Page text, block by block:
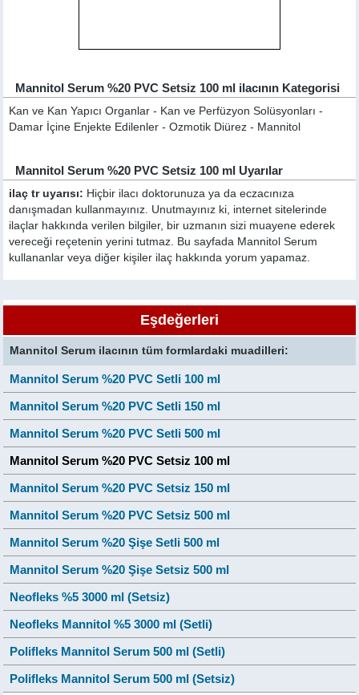
Mannitol Serum %20 PVC Setsiz 100 ml ilacının Kategorisi
Kan ve Kan Yapıcı Organlar - Kan ve Perfüzyon Solüsyonları -
Damar İçine Enjekte Edilenler - Ozmotik Diürez - Mannitol
Mannitol Serum %20 PVC Setsiz 100 ml Uyarılar
ilaç tr uyarısı: Hiçbir ilacı doktorunuza ya da eczacınıza
danışmadan kullanmayınız. Unutmayınız ki, internet sitelerinde
ilaçlar hakkında verilen bilgiler, bir uzmanın sizi muayene ederek
vereceği reçetenin yerini tutmaz. Bu sayfada Mannitol Serum
kullananlar veya diğer kişiler ilaç hakkında yorum yapamaz.
Eşdeğerleri
Mannitol Serum ilacının tüm formlardaki muadilleri:
Mannitol Serum %20 PVC Setli 100 ml
Mannitol Serum %20 PVC Setli 150 ml
Mannitol Serum %20 PVC Setli 500 ml
Mannitol Serum %20 PVC Setsiz 100 ml
Mannitol Serum %20 PVC Setsiz 150 ml
Mannitol Serum %20 PVC Setsiz 500 ml
Mannitol Serum %20 Şişe Setli 500 ml
Mannitol Serum %20 Şişe Setsiz 500 ml
Neofleks %5 3000 ml (Setsiz)
Neofleks Mannitol %5 3000 ml (Setli)
Polifleks Mannitol Serum 500 ml (Setli)
Polifleks Mannitol Serum 500 ml (Setsiz)